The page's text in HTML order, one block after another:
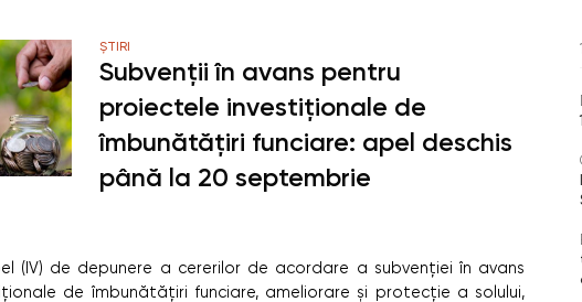
ȘTIRI
Subvenții în avans pentru
proiectele investiționale de
îmbunătățiri funciare: apel deschis
până la 20 septembrie
(IV) de depunere a cererilor de acordare a subvenției în avans
de îmbunătățiri funciare, ameliorare și protecție a solului,